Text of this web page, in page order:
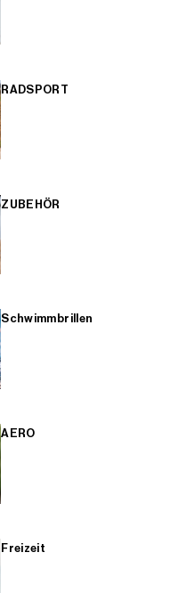
RADSPORT
ZUBEHÖR
Schwimmbrillen
AERO
Freizeit